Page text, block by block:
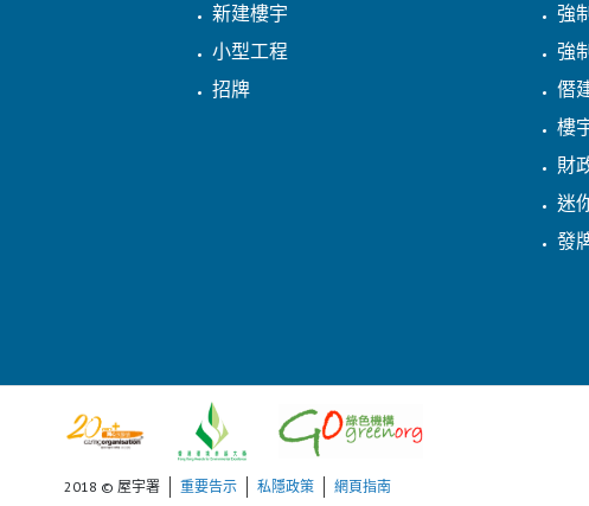
新建樓宇
小型工程
招牌
強
強
僭
樓
財
迷
發
2018 © 屋宇署 重要告示 私隱政策 網頁指南